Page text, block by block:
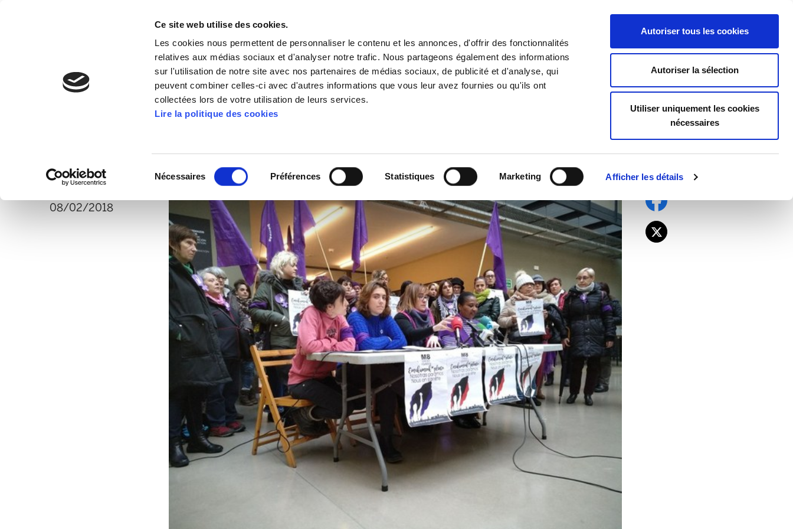
Ce site web utilise des cookies.
Les cookies nous permettent de personnaliser le contenu et les annonces, d'offrir des fonctionnalités
relatives aux médias sociaux et d'analyser notre trafic. Nous partageons également des informations
sur l'utilisation de notre site avec nos partenaires de médias sociaux, de publicité et d'analyse, qui
peuvent combiner celles-ci avec d'autres informations que vous leur avez fournies ou qu'ils ont
collectées lors de votre utilisation de leurs services.
Lire la politique des cookies
Nécessaires Préférences Statistiques Marketing Afficher les détails
Autoriser tous les cookies
Autoriser la sélection
Utiliser uniquement les cookies
nécessaires
REJOIGNEZ-NOUS
La majorité syndicale basque se joint à la grève féministe
convoquée par le mouvement féministe du Pays Basque pour
le 8M
08/02/2018